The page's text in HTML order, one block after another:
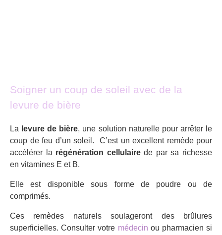
Soigner un coup de soleil avec de la
levure de bière
La levure de bière, une solution naturelle pour arrêter le
coup de feu d’un soleil. C’est un excellent remède pour
accélérer la régénération cellulairede par sa richesse
en vitamines E et B.
Elle est disponible sous forme de poudre ou de
comprimés.
Ces remèdes naturels soulageront des brûlures
superficielles. Consulter votre médecin ou pharmacien si